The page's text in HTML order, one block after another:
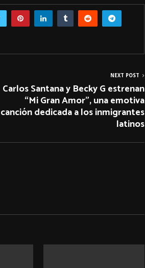
NEXT POST
Carlos Santana y Becky G estrenan
“Mi Gran Amor”, una emotiva
canción dedicada a los inmigrantes
latinos